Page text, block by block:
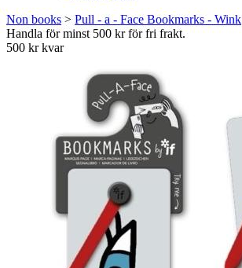
Non books > Pull - a - Face Bookmarks - Wink
Handla för minst 500 kr för fri frakt.
500 kr kvar